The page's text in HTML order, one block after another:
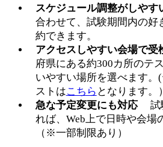
スケジュール調整がしやす
合わせて、試験期間内の好
約できます。
アクセスしやすい会場で受
府県にある約300カ所のテ
いやすい場所を選べます。
ストはこちら となります。）
急な予定変更にも対応
試
れば、Web上で日時や会場
（※一部制限あり）